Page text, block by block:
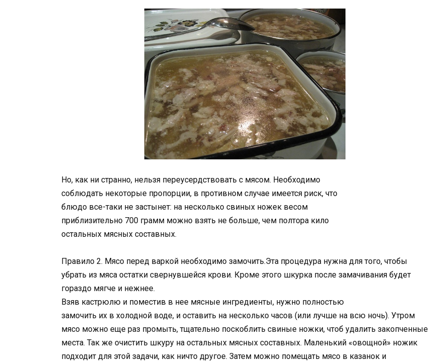
Но, как ни странно, нельзя переусердствовать с мясом. Необходимо
соблюдать некоторые пропорции, в противном случае имеется риск, что
блюдо все-таки не застынет: на несколько свиных ножек весом
приблизительно 700 грамм можно взять не больше, чем полтора кило
остальных мясных составных.
Правило 2. Мясо перед варкой необходимо замочить.Эта процедура нужна для того, чтобы
убрать из мяса остатки свернувшейся крови. Кроме этого шкурка после замачивания будет
гораздо мягче и нежнее.
Взяв кастрюлю и поместив в нее мясные ингредиенты, нужно полностью
замочить их в холодной воде, и оставить на несколько часов (или лучше на всю ночь). Утром
мясо можно еще раз промыть, тщательно поскоблить свиные ножки, чтоб удалить закопченные
места. Так же очистить шкуру на остальных мясных составных. Маленький «овощной» ножик
подходит для этой задачи, как ничто другое. Затем можно помещать мясо в казанок и